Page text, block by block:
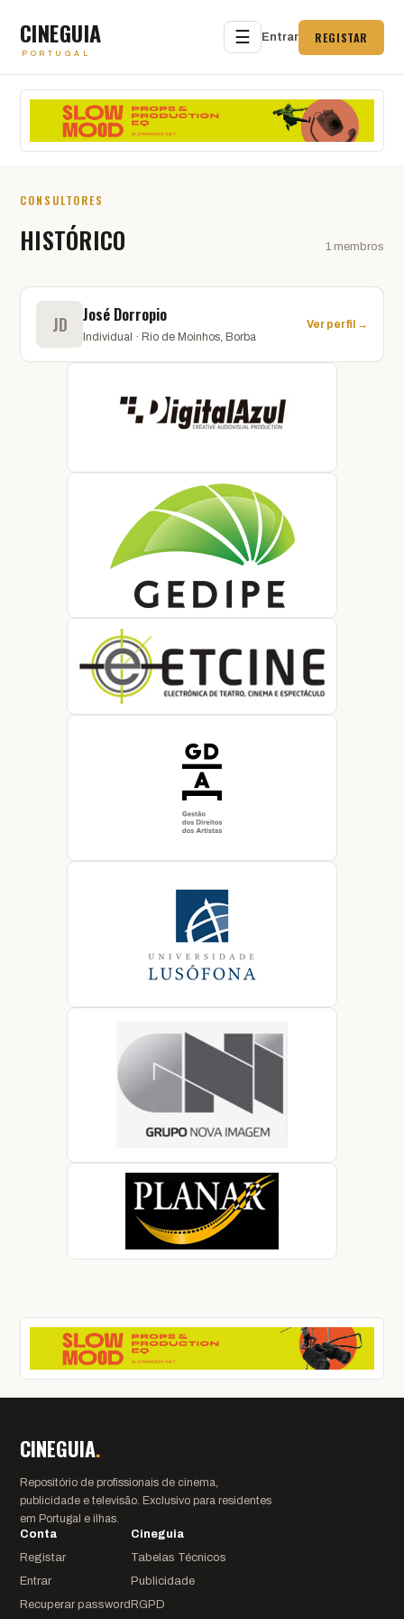
CINEGUIA
PORTUGAL
☰ Entrar REGISTAR
CONSULTORES
HISTÓRICO 1 membros
JD José Dorropio
Individual · Rio de Moinhos, Borba
Ver perfil →
CINEGUIA.
Repositório de profissionais de cinema,
publicidade e televisão. Exclusivo para residentes
em Portugal e ilhas.
Conta
Registar
Entrar
Recuperar password
Cineguia
Tabelas Técnicos
Publicidade
RGPD